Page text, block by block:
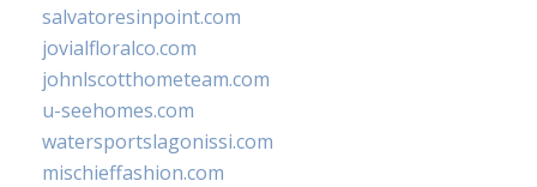
salvatoresinpoint.com
jovialfloralco.com
johnlscotthometeam.com
u-seehomes.com
watersportslagonissi.com
mischieffashion.com